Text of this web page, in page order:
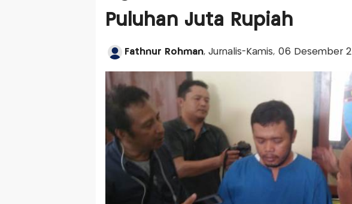
Puluhan Juta Rupiah
Fathnur Rohman, Jurnalis-Kamis, 06 Desember